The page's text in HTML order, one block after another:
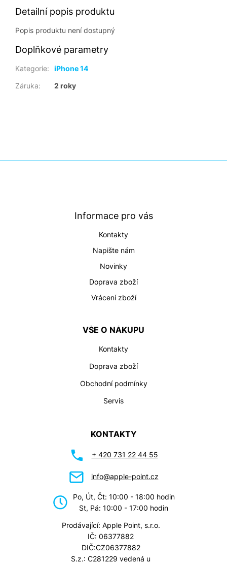
Detailní popis produktu
Popis produktu není dostupný
Doplňkové parametry
Kategorie:
iPhone 14
Záruka: 2 roky
Informace pro vás
Kontakty
Napište nám
Novinky
Doprava zboží
Vrácení zboží
VŠE O NÁKUPU
Kontakty
Doprava zboží
Obchodní podmínky
Servis
KONTAKTY
+ 420 731 22 44 55
info@apple-point.cz
Po, Út, Čt: 10:00 - 18:00 hodin
St, Pá: 10:00 - 17:00 hodin
Prodávající: Apple Point, s.r.o.
IČ: 06377882
DIČ:CZ06377882
S.z.: C281229 vedená u